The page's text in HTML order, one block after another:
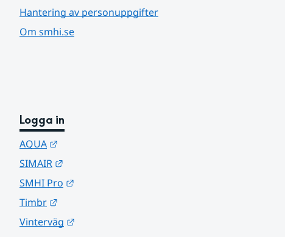
Hantering av personuppgifter
Om smhi.se
Logga in
AQUA
SIMAIR
SMHI Pro
Timbr
Vinterväg